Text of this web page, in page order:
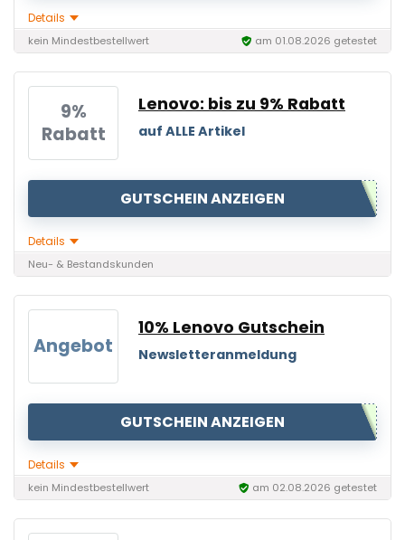
Details
kein Mindestbestellwert am 01.08.2026 getestet
9%
Rabatt
Lenovo: bis zu 9% Rabatt
auf ALLE Artikel
GUTSCHEIN ANZEIGEN
Details
Neu- & Bestandskunden
Angebot
10% Lenovo Gutschein
Newsletteranmeldung
GUTSCHEIN ANZEIGEN
Details
kein Mindestbestellwert am 02.08.2026 getestet